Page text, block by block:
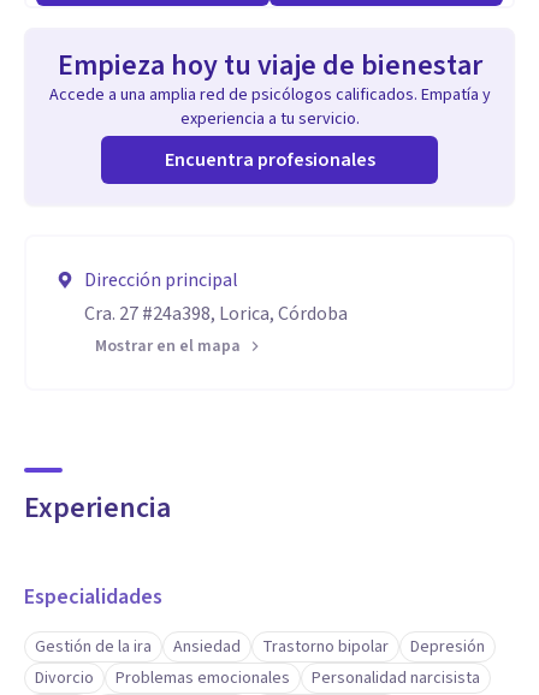
Empieza hoy tu viaje de bienestar
Accede a una amplia red de psicólogos calificados. Empatía y
experiencia a tu servicio.
Encuentra profesionales
Dirección principal
Cra. 27 #24a398, Lorica, Córdoba
Mostrar en el mapa
Experiencia
Especialidades
Gestión de la ira Ansiedad Trastorno bipolar
Depresión
Divorcio
Problemas emocionales
Personalidad narcisista